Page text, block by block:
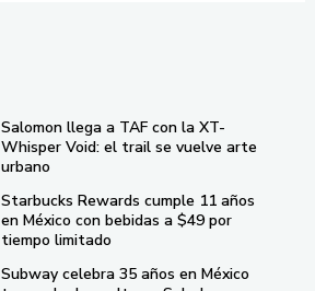
Salomon llega a TAF con la XT-
Whisper Void: el trail se vuelve arte
urbano
Starbucks Rewards cumple 11 años
en México con bebidas a $49 por
tiempo limitado
Subway celebra 35 años en México